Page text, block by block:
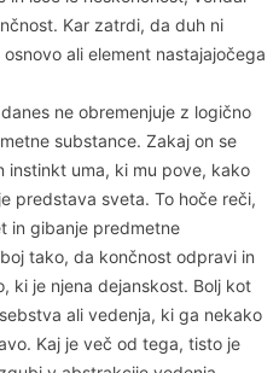
Kar zatrdi, da duh ni
ali element nastajajočega
ne obremenjuje z logično
substance. Zakaj on se
instinkt uma, ki mu pove, kako
predstava sveta. To hoče reči,
in gibanje predmetne
tako, da končnost odpravi in
ki je njena dejanskost. Bolj kot
ali vedenja, ki ga nekako
Kaj je več od tega, tisto je